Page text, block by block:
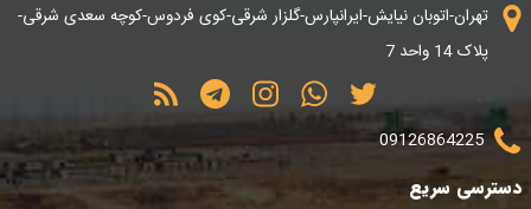
تهران-اتوبان نیایش-ایرانپارس-گلزار شرقی-کوی فردوس-کوچه سعدی شرقی-
پلاک 14 واحد 7
09126864225
دسترسی سریع